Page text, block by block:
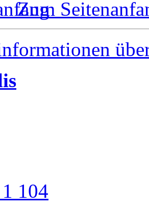
Zum
104